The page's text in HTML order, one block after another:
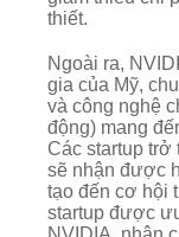
thiết.
Ngoài ra,
gia của Mỹ,
và công nghệ
động) mang
Các startup trở
sẽ nhận được
tạo đến cơ hội
startup được